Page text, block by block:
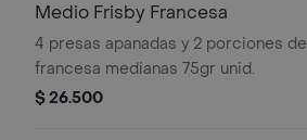
Medio Frisby Francesa
4 presas apanadas y 2 porciones de
francesa medianas 75gr unid.
$ 26.500